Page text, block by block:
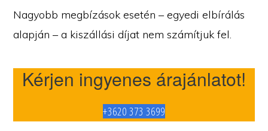
Nagyobb megbízások esetén – egyedi elbírálás
alapján – a kiszállási díjat nem számítjuk fel.
Kérjen ingyenes árajánlatot!
+3620 373 3699